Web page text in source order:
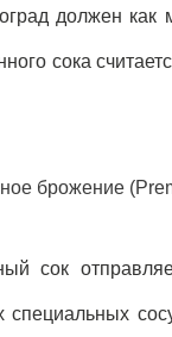
должен как
сока
брожение
сок